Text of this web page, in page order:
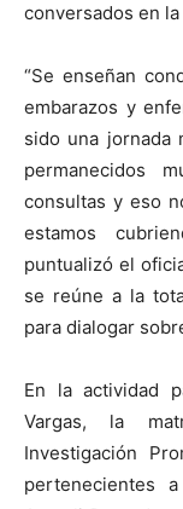
conversados en la
“Se enseñan
embarazos y
sido una jornada
permanecidos
consultas y eso
estamos
puntualizó el
se reúne a la
para dialogar
En la actividad
Vargas, la
Investigación
pertenecientes